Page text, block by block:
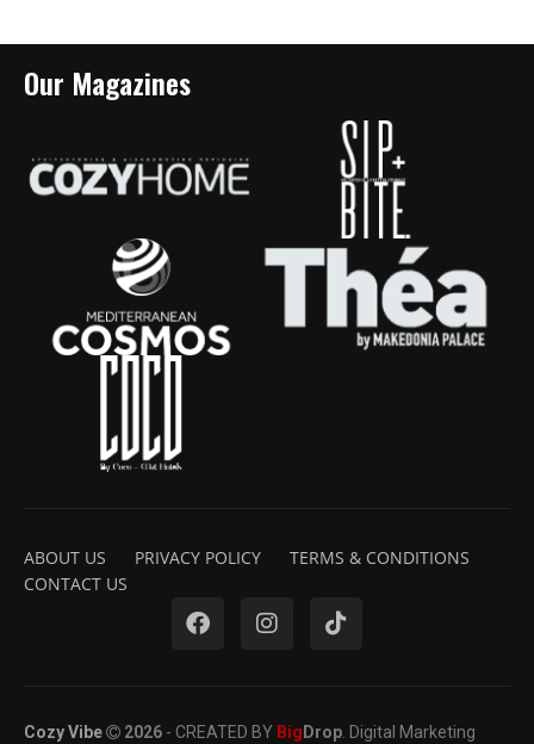
Our Magazines
ABOUT US PRIVACY POLICY
TERMS & CONDITIONS
CONTACT US
Cozy Vibe 2026 - CREATED BY Big Drop . Digital Marketing